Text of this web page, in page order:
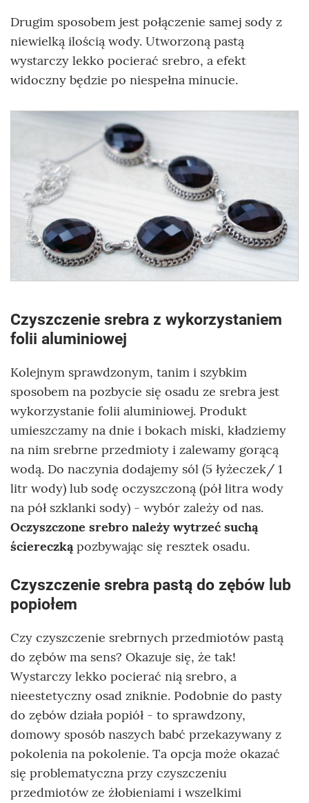
Drugim sposobem jest połączenie samej sody z
niewielką ilością wody. Utworzoną pastą
wystarczy lekko pocierać srebro, a efekt
widoczny będzie po niespełna minucie.
Czyszczenie srebra z wykorzystaniem
folii aluminiowej
Kolejnym sprawdzonym, tanim i szybkim
sposobem na pozbycie się osadu ze srebra jest
wykorzystanie folii aluminiowej. Produkt
umieszczamy na dnie i bokach miski, kładziemy
na nim srebrne przedmioty i zalewamy gorącą
wodą. Do naczynia dodajemy sól (5 łyżeczek/ 1
litr wody) lub sodę oczyszczoną (pół litra wody
na pół szklanki sody) - wybór zależy od nas.
Oczyszczone srebro należy wytrzeć suchą
ściereczkąpozbywając się resztek osadu.
Czyszczenie srebra pastą do zębów lub
popiołem
Czy czyszczenie srebrnych przedmiotów pastą
do zębów ma sens? Okazuje się, że tak!
Wystarczy lekko pocierać nią srebro, a
nieestetyczny osad zniknie. Podobnie do pasty
do zębów działa popiół - to sprawdzony,
domowy sposób naszych babć przekazywany z
pokolenia na pokolenie. Ta opcja może okazać
się problematyczna przy czyszczeniu
przedmiotów ze żłobieniami i wszelkimi